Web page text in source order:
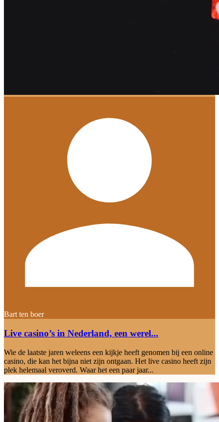
Bart ten boer
Live casino’s in Nederland, een werel...
Wie de laatste jaren weleens een kijkje heeft genomen bij een online
casino, die kan het bijna niet zijn ontgaan. Het live casino heeft zijn
plek helemaal veroverd. Waar het een paar jaar...